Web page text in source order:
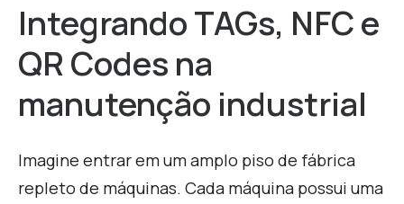
Integrando TAGs, NFC e
QR Codes na
manutenção industrial
Imagine entrar em um amplo piso de fábrica
repleto de máquinas. Cada máquina possui uma